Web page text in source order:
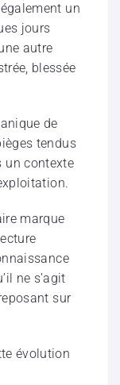
un
jours
autre
blessée
de
tendus
un contexte
marque
ne s’agit
sur
évolution